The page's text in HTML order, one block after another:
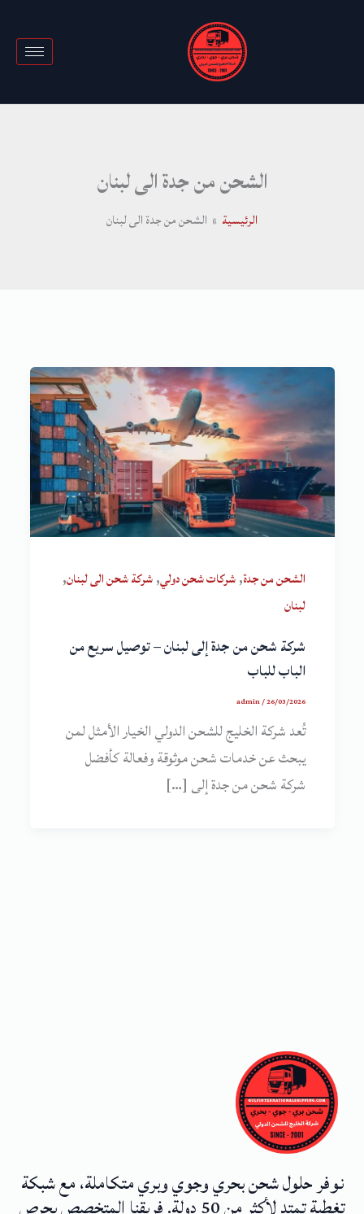
الشحن من جدة الى لبنان
الرئيسية الشحن من جدة الى لبنان
الشحن من جدة,شركات شحن دولي,شركة شحن الى لبنان,
لبنان
شركة شحن من جدة إلى لبنان – توصيل سريع من
الباب للباب
admin/26/03/2026
تُعد شركة الخليج للشحن الدولي الخيار الأمثل لمن
يبحث عن خدمات شحن موثوقة وفعالة كأفضل
شركة شحن من جدة إلى […]
نوفر حلول شحن بحري وجوي وبري متكاملة، مع شبكة